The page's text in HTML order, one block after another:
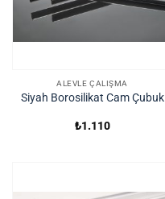
ALEVLE ÇALIŞMA
Siyah Borosilikat Cam Çubuk
₺1.110